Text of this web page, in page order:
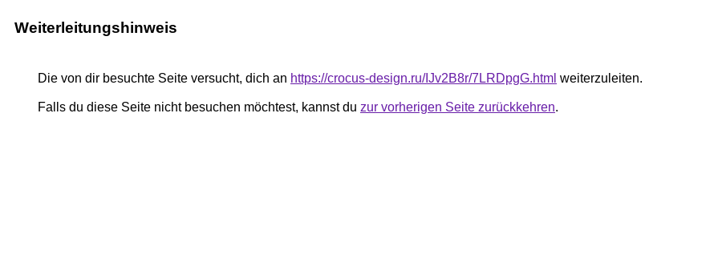
Weiterleitungshinweis
Die von dir besuchte Seite versucht, dich an https://crocus-design.ru/IJv2B8r/7LRDpgG.html weiterzuleiten.
Falls du diese Seite nicht besuchen möchtest, kannst du zur vorherigen Seite zurückkehren.